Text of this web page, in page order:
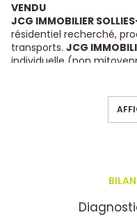
VENDU
JCG IMMOBILIER
résidentiel recherché,
transports. JCG
individuelle (non
de 315 m² avec jardin
RDC d'une entrée avec
intégrant 1 cuisine
1 salle de bains.
radiateurs éléctriques,
ville. Possibilité de garer
général